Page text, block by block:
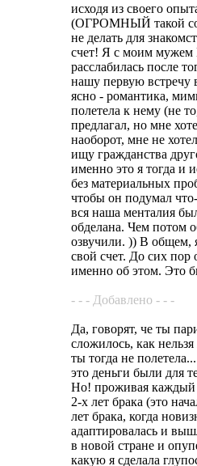
исходя из своего
(ОГРОМНЫЙ такой
не делать для
счет! Я с моим мужем
расслабилась после
нашу первую встречу
ясно - романтика,
полетела к нему (не
предлагал, но мне
наоборот, мне не
ищу гражданства
именно это я тогда и
без материальных
чтобы он подумал
вся наша менталия
обделана. Чем потом
озвучили. )) В общем,
свой счет. До сих
именно об этом. Это
- - - Добавлено - - -
Да, говорят, че ты
сложилось, как
ты тогда не
это деньги были для
Но! проживая каждый
2-х лет брака (это
лет брака, когда
адаптировалась и
в новой стране и
какую я сделала